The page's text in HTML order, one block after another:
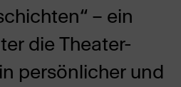
– ein
die Theater-
persönlicher und